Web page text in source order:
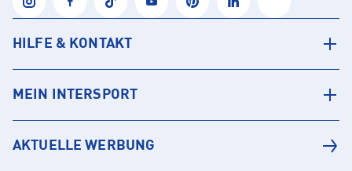
HILFE & KONTAKT
MEIN INTERSPORT
AKTUELLE WERBUNG